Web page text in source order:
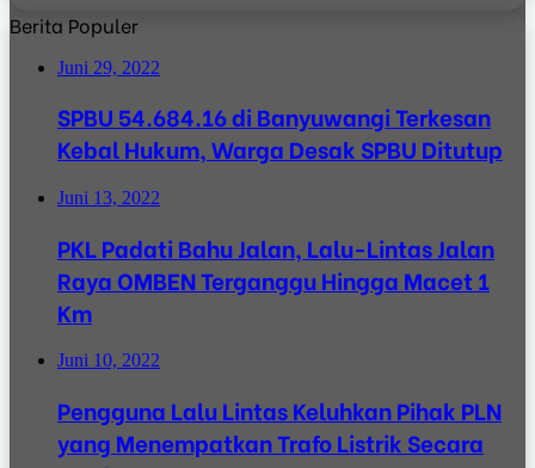
Berita Populer
Juni 29, 2022
SPBU 54.684.16 di Banyuwangi Terkesan
Kebal Hukum, Warga Desak SPBU Ditutup
Juni 13, 2022
PKL Padati Bahu Jalan, Lalu-Lintas Jalan
Raya OMBEN Terganggu Hingga Macet 1
Km
Juni 10, 2022
Pengguna Lalu Lintas Keluhkan Pihak PLN
yang Menempatkan Trafo Listrik Secara